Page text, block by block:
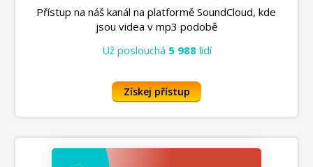
Přístup na náš kanál na platformě SoundCloud, kde
jsou videa v mp3 podobě
Už poslouchá 5 988 lidí
Získej přístup